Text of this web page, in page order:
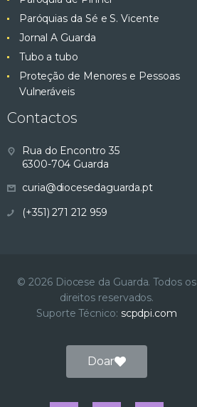
Paróquias da Sé e S. Vicente
Jornal A Guarda
Tubo a tubo
Proteção de Menores e Pessoas
Vulneráveis
Contactos
Rua do Encontro 35
6300-704 Guarda
curia@diocesedaguarda.pt
(+351) 271 212 959
© 2026 Diocese da Guarda. Todos os
direitos reservados.
Suporte Técnico: scpdpi.com
Doar